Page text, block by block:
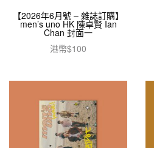
【2026年6月號 – 雜誌訂購】
men’s uno HK 陳卓賢 Ian
Chan 封面一
港幣$100